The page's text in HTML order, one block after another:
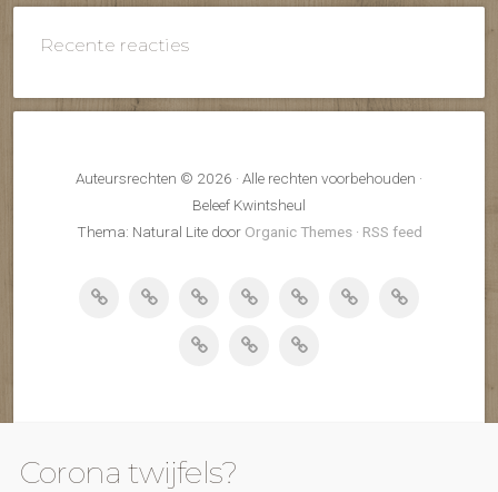
Recente reacties
Auteursrechten © 2026 · Alle rechten voorbehouden ·
Beleef Kwintsheul
Thema: Natural Lite door Organic Themes· RSS feed
Corona twijfels?